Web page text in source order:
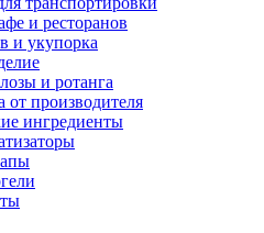
и ресторанов
и укупорка
и ротанга
от производителя
ингредиенты